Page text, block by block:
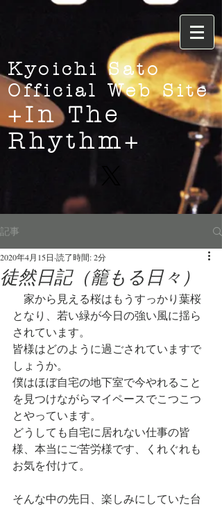
Kyoichi Sato
Official Web Site
+In The
Rhythm+
記事
徒然日記（籠もる日々）
2020年4月15日 読了時間: 2分
家から見える桜はもうすっかり葉桜
となり、若い緑が今日の強い風に揺ら
されています。
皆様はどのように過ごされていますで
しょうか。
僕はほぼ自宅の地下室で今やれること
を見つけながらマイペースでこつこつ
とやっています。
どうしても自宅に居れない仕事の皆
様、本当にご苦労様です、くれぐれも
お気を付けて。
そんな中の先日、楽しみにしていた台